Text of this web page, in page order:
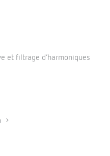
et filtrage d’harmoniques